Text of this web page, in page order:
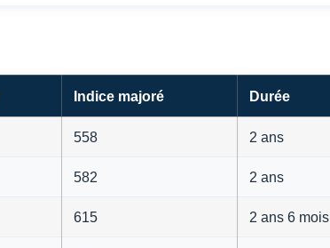
Indice majoré Durée
558 2 ans
582 2 ans
615 2 ans 6 mois